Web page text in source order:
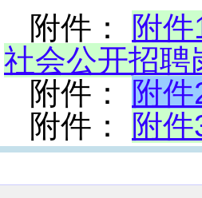
附件：
附
社会公开招聘
附件：
附
附件：
附